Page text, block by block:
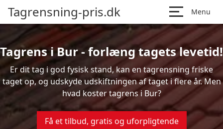
Tagrensning-pris.dk Menu
Tagrens i Bur - forlæng tagets levetid!
Er dit tag i god fysisk stand, kan en tagrensning friske
taget op, og udskyde udskiftningen af taget i flere år. Men
hvad koster tagrens i Bur?
Få et tilbud, gratis og uforpligtende